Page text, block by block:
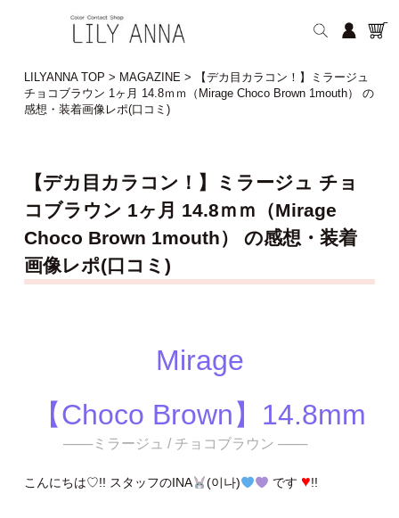
LILYANNA TOP > MAGAZINE>
【デカ目カラコン！】ミラージュ
チョコブラウン 1ヶ月 14.8ｍｍ（Mirage Choco Brown 1mouth） の
感想・装着画像レポ(口コミ)
【デカ目カラコン！】ミラージュ チョ
コブラウン 1ヶ月 14.8ｍｍ（Mirage
Choco Brown 1mouth） の感想・装着
画像レポ(口コミ)
Mirage
【Choco Brown】14.8mm
───ミラージュ / チョコブラウン ───
こんにちは♡!! スタッフのINA (이나) です ♥!!